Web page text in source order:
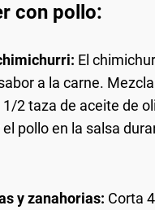
con pollo:
El
a la carne.
2 taza de aceite de
pollo en la salsa
y zanahorias: Corta